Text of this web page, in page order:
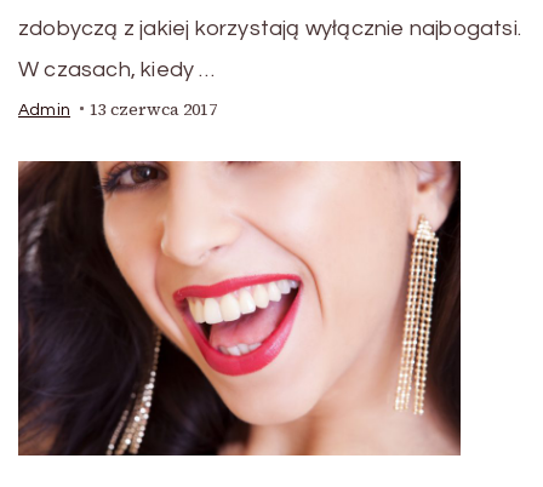
zdobyczą z jakiej korzystają wyłącznie najbogatsi.
W czasach, kiedy …
Admin 13 czerwca 2017